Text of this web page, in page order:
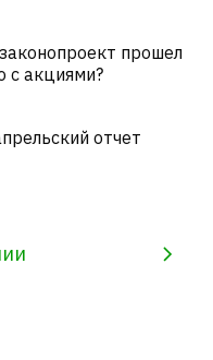
прошел
с акциями?
отчет